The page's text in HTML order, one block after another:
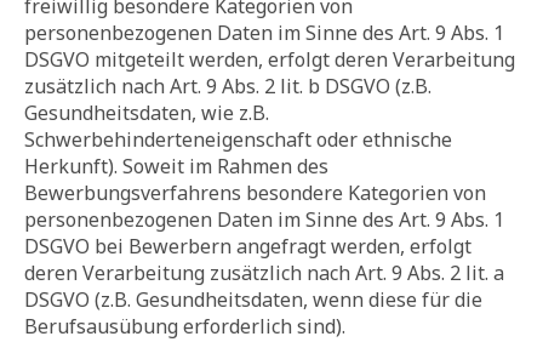
freiwillig besondere Kategorien von
personenbezogenen Daten im Sinne des Art. 9 Abs. 1
DSGVO mitgeteilt werden, erfolgt deren Verarbeitung
zusätzlich nach Art. 9 Abs. 2 lit. b DSGVO (z.B.
Gesundheitsdaten, wie z.B.
Schwerbehinderteneigenschaft oder ethnische
Herkunft). Soweit im Rahmen des
Bewerbungsverfahrens besondere Kategorien von
personenbezogenen Daten im Sinne des Art. 9 Abs. 1
DSGVO bei Bewerbern angefragt werden, erfolgt
deren Verarbeitung zusätzlich nach Art. 9 Abs. 2 lit. a
DSGVO (z.B. Gesundheitsdaten, wenn diese für die
Berufsausübung erforderlich sind).